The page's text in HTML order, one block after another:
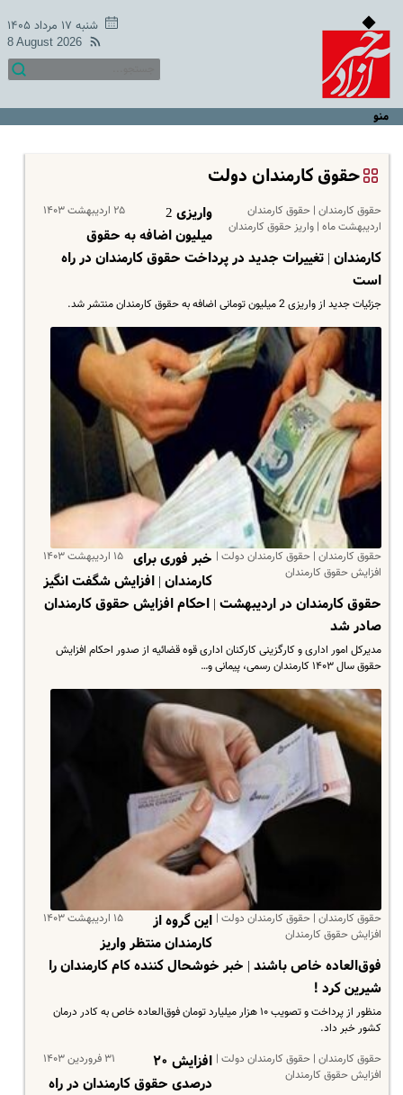
شنبه ۱۷ مرداد ۱۴۰۵
8 August 2026
منو
حقوق کارمندان دولت
حقوق کارمندان | حقوق کارمندان
اردیبهشت ماه | واریز حقوق کارمندان
۲۵ اردیبهشت ۱۴۰۳
واریزی 2
میلیون اضافه به حقوق
کارمندان | تغییرات جدید در پرداخت حقوق کارمندان در راه
است
جزئیات جدید از واریزی 2 میلیون تومانی اضافه به حقوق کارمندان منتشر شد.
حقوق کارمندان | حقوق کارمندان دولت |
افزایش حقوق کارمندان
۱۵ اردیبهشت ۱۴۰۳
خبر فوری برای
کارمندان | افزایش شگفت انگیز
حقوق کارمندان در اردیبهشت | احکام افزایش حقوق کارمندان
صادر شد
مدیرکل امور اداری و کارگزینی کارکنان اداری قوه قضائیه از صدور احکام افزایش
حقوق سال ۱۴۰۳ کارمندان رسمی، پیمانی و…
حقوق کارمندان | حقوق کارمندان دولت |
افزایش حقوق کارمندان
۱۵ اردیبهشت ۱۴۰۳
این گروه از
کارمندان منتظر واریز
فوق‌العاده خاص باشند | خبر خوشحال کننده کام کارمندان را
شیرین کرد !
منظور از پرداخت و تصویب ۱۰ هزار میلیارد تومان فوق‌العاده خاص به کادر درمان
کشور خبر داد.
حقوق کارمندان | حقوق کارمندان دولت |
افزایش حقوق کارمندان
۳۱ فروردین ۱۴۰۳
افزایش ۲۰
درصدی حقوق کارمندان در راه